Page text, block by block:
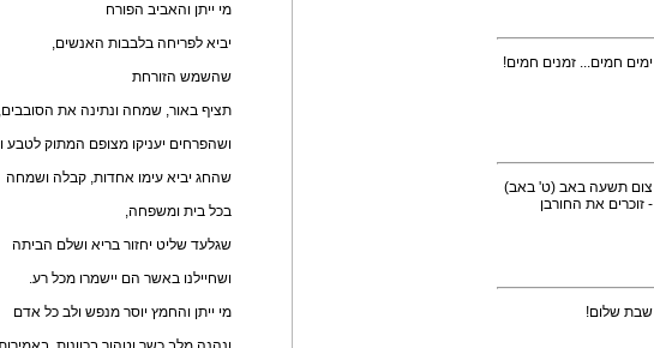
ימים חמים... זמנים חמים!
צום תשעה באב (ט' באב)
- זוכרים את החורבן
שבת שלום!
מי ייתן והאביב הפורח
יביא לפריחה בלבבות האנשים,
שהשמש הזורחת
תציף באור, שמחה ונתינה את הסובבים,
ושהפרחים יעניקו מצופם המתוק לטבע
שהחג יביא עימו אחדות, קבלה ושמחה
בכל בית ומשפחה,
שגלעד שליט יחזור בריא ושלם הביתה
ושחיילנו באשר הם יישמרו מכל רע.
מי ייתן והחמץ יוסר מנפש ולב כל אדם